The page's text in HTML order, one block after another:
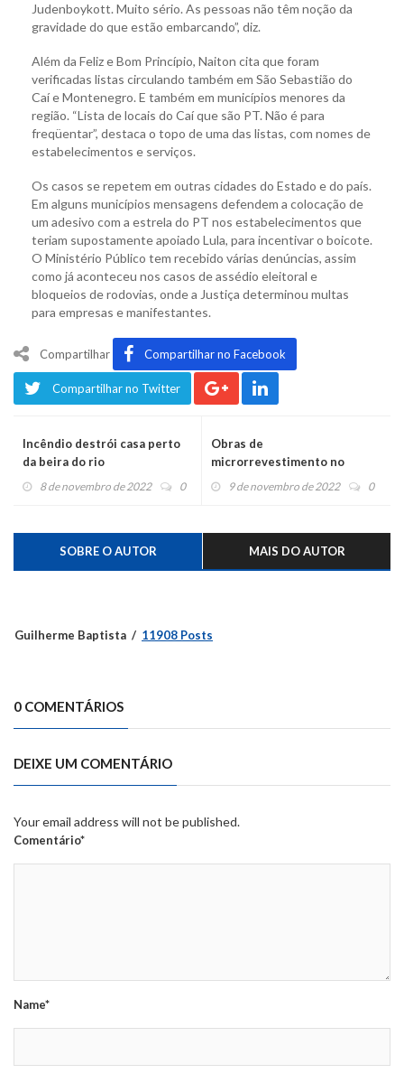
Judenboykott. Muito sério. As pessoas não têm noção da
gravidade do que estão embarcando”, diz.
Além da Feliz e Bom Princípio, Naiton cita que foram
verificadas listas circulando também em São Sebastião do
Caí e Montenegro. E também em municípios menores da
região. “Lista de locais do Caí que são PT. Não é para
freqüentar”, destaca o topo de uma das listas, com nomes de
estabelecimentos e serviços.
Os casos se repetem em outras cidades do Estado e do país.
Em alguns municípios mensagens defendem a colocação de
um adesivo com a estrela do PT nos estabelecimentos que
teriam supostamente apoiado Lula, para incentivar o boicote.
O Ministério Público tem recebido várias denúncias, assim
como já aconteceu nos casos de assédio eleitoral e
bloqueios de rodovias, onde a Justiça determinou multas
para empresas e manifestantes.
Compartilhar Compartilhar no Facebook
Compartilhar no Twitter
Incêndio destrói casa perto
da beira do rio
8 de novembro de 2022 0
Obras de
microrrevestimento no
centro de Montenegro serão
9 de novembro de 2022 0
SOBRE O AUTOR MAIS DO AUTOR
Guilherme Baptista 11908 Posts
0 COMENTÁRIOS
DEIXE UM COMENTÁRIO
Your email address will not be published.
Comentário*
Name*